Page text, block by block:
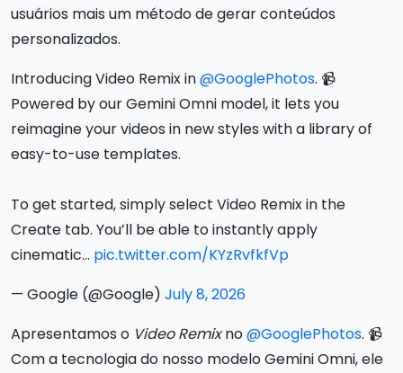
usuários mais um método de gerar conteúdos
personalizados.
Introducing Video Remix in@GooglePhotos. 📹
Powered by our Gemini Omni model, it lets you
reimagine your videos in new styles with a library of
easy-to-use templates.
To get started, simply select Video Remix in the
Create tab. You’ll be able to instantly apply
cinematic… pic.twitter.com/KYzRvfkfVp
— Google (@Google) July 8, 2026
Apresentamos o Video Remixno@GooglePhotos. 📹
Com a tecnologia do nosso modelo Gemini Omni, ele